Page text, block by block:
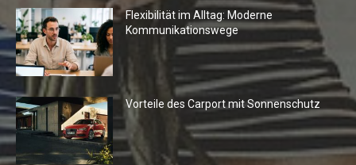
Flexibilität im Alltag: Moderne
Kommunikationswege
Vorteile des Carport mit Sonnenschutz